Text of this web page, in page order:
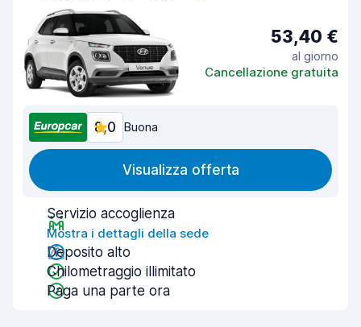
53,40 €
al giorno
Cancellazione gratuita
8,0 Buona
Visualizza offerta
Servizio accoglienza
Mostra i dettagli della sede
Deposito alto
Chilometraggio illimitato
Paga una parte ora